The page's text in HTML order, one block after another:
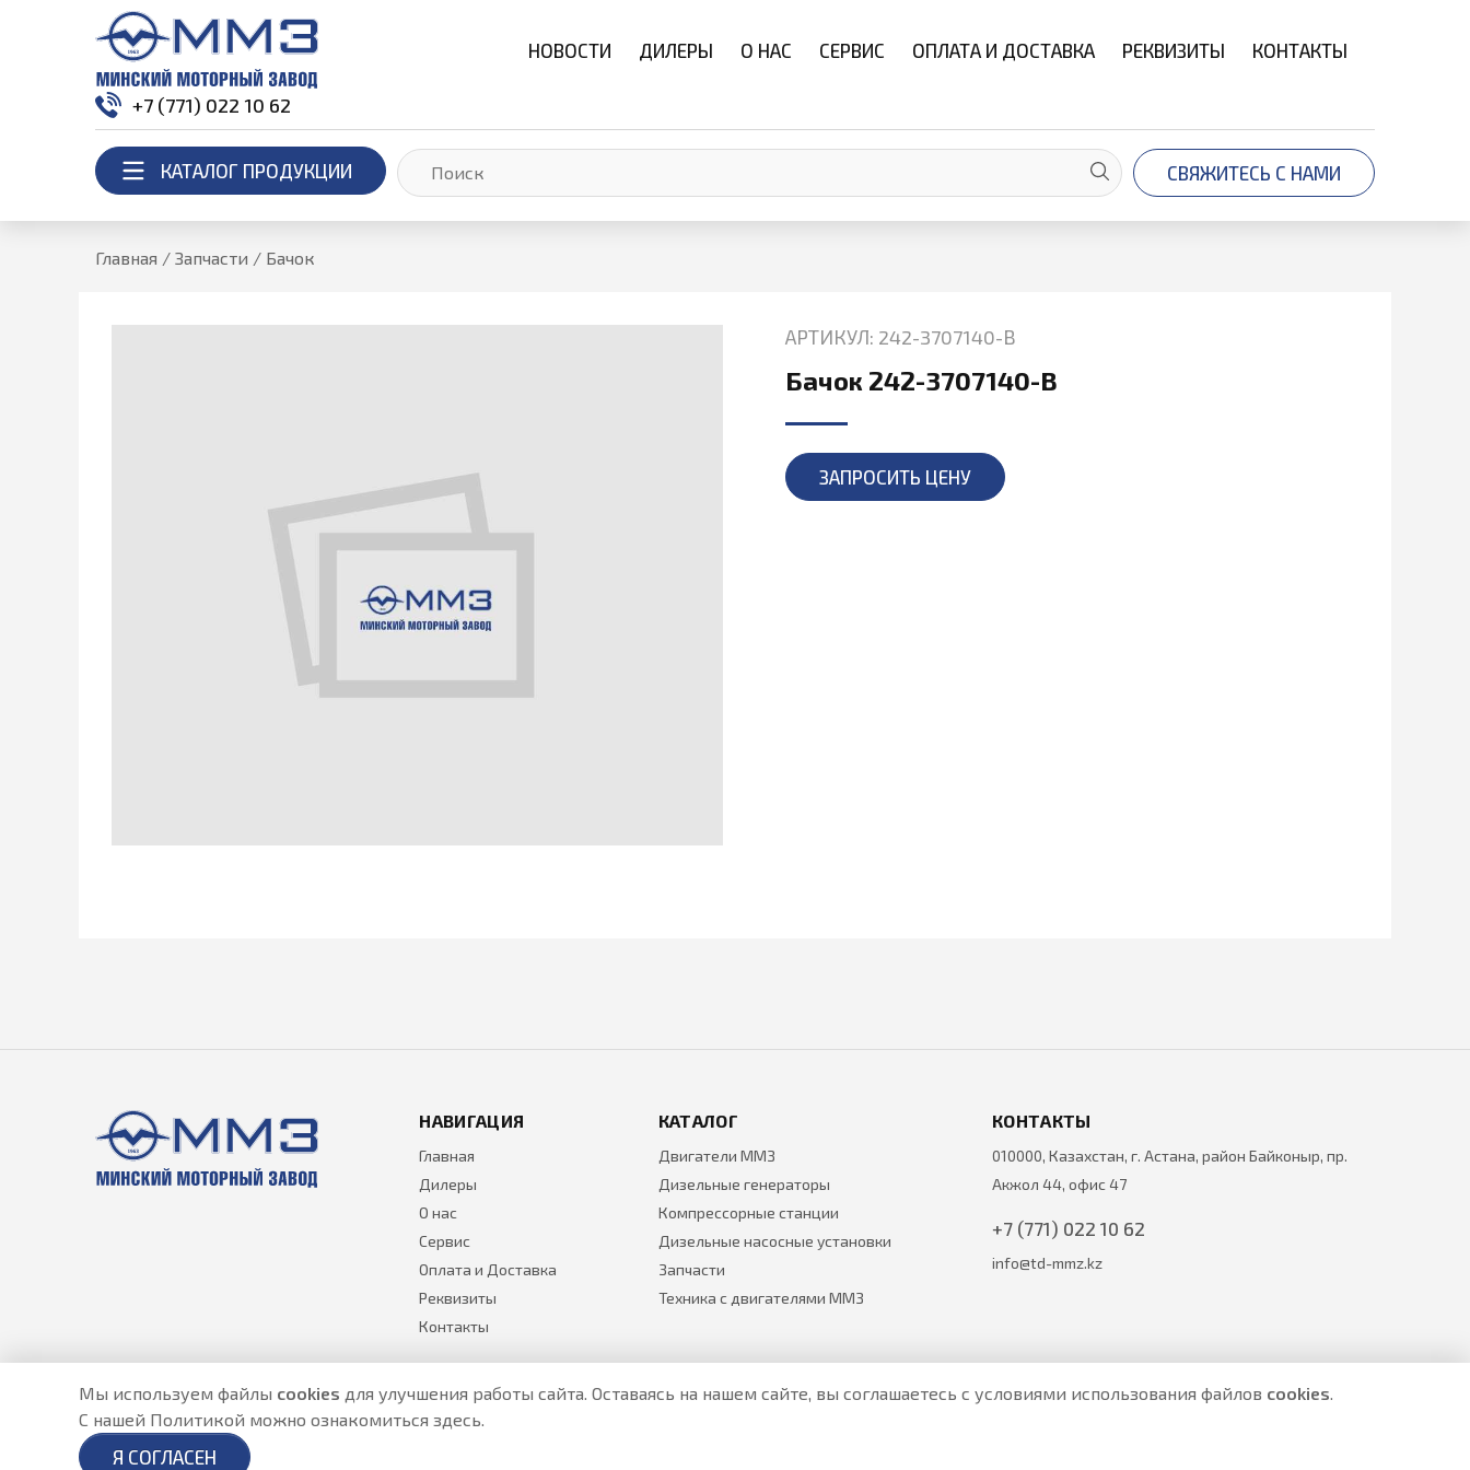
НОВОСТИ ДИЛЕРЫ О НАС СЕРВИС ОПЛАТА И ДОСТАВКА РЕКВИЗИТЫ КОНТАКТЫ
+7 (771) 022 10 62
КАТАЛОГ ПРОДУКЦИИ СВЯЖИТЕСЬ С НАМИ
Главная / Запчасти / Бачок
АРТИКУЛ: 242-3707140-В
Бачок 242-3707140-В
ЗАПРОСИТЬ ЦЕНУ
НАВИГАЦИЯ
Главная
Дилеры
О нас
Сервис
Оплата и Доставка
Реквизиты
Контакты
КАТАЛОГ
Двигатели ММЗ
Дизельные генераторы
Компрессорные станции
Дизельные насосные установки
Запчасти
Техника с двигателями ММЗ
КОНТАКТЫ
010000, Казахстан, г. Астана, район Байконыр, пр.
Акжол 44, офис 47
+7 (771) 022 10 62
info@td-mmz.kz
Разработано в
Мы используем файлы cookies для улучшения работы сайта. Оставаясь на нашем сайте, вы соглашаетесь с условиями использования файлов cookies.
С нашей Политикой можно ознакомиться здесь.
Я СОГЛАСЕН